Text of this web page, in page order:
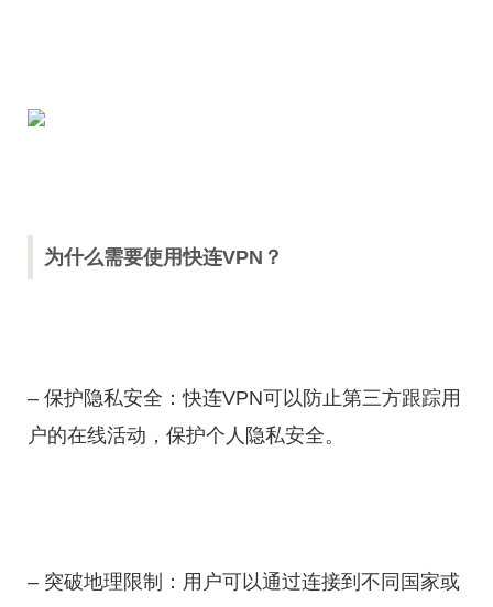
为什么需要使用快连VPN？
– 保护隐私安全：快连VPN可以防止第三方跟踪用
户的在线活动，保护个人隐私安全。
– 突破地理限制：用户可以通过连接到不同国家或